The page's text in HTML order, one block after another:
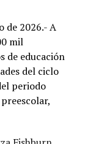
en diversas
y padres de
extremar
y los
faltas
de 2026.- A
mil
de educación
del ciclo
periodo